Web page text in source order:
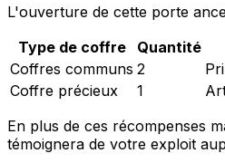
L'ouverture de cette porte
Type de coffre
Quantité
Coffres communs 2
Coffre précieux
1
En plus de ces récompenses
témoignera de votre exploit